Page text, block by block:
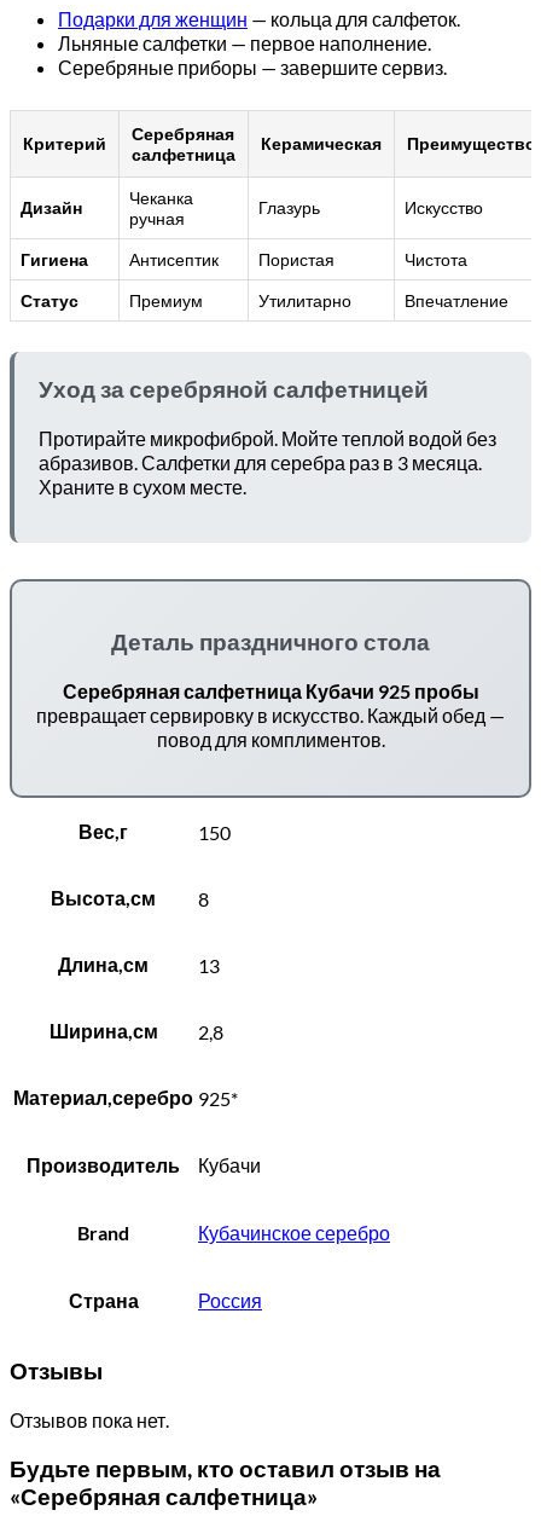
Подарки для женщин — кольца для салфеток.
Льняные салфетки — первое наполнение.
Серебряные приборы — завершите сервиз.
Критерий
Серебряная
салфетница
Керамическая Преимущество
Дизайн
Чеканка
ручная
Глазурь Искусство
Гигиена Антисептик Пористая
Чистота
Статус
Премиум Утилитарно Впечатление
Уход за серебряной салфетницей
Протирайте микрофиброй. Мойте теплой водой без
абразивов. Салфетки для серебра раз в 3 месяца.
Храните в сухом месте.
Деталь праздничного стола
Серебряная салфетница Кубачи 925 пробы
превращает сервировку в искусство. Каждый обед —
повод для комплиментов.
Вес,г 150
Высота,см 8
Длина,см 13
Ширина,см 2,8
Материал,серебро 925*
Производитель Кубачи
Brand Кубачинское серебро
Страна Россия
Отзывы
Отзывов пока нет.
Будьте первым, кто оставил отзыв на
«Серебряная салфетница»